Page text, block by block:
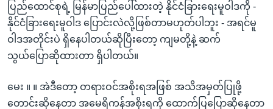
ပြည်‌ထောင်စုရဲ့ မြန်မာပြည်ပေါ်ထားတဲ့ နိုင်ငံခြား‌ရေးမူဝါဒကို -
နိုင်ငံခြားရေးမူဝါဒ ‌ပြောင်းလဲလို့ဖြစ်တာမဟုတ်ပါဘူး - အရင်မူ
ဝါဒအတိုင်းပဲ ရှိနေပါတယ်ဆိုပြီးတော့ ကျမတို့နဲ့ ဆက်
သွယ်‌ပြောဆိုထားတာ ရှိပါတယ်။
မေး ။ ။ အဲဒီတော့ တရားဝင်အစိုးရအဖြစ် အသိအမှတ်ပြုဖို့
တောင်းဆိုနေတာ အ‌မေရိကန်အစိုးရကို ထောက်ပြပြောဆိုနေတာ